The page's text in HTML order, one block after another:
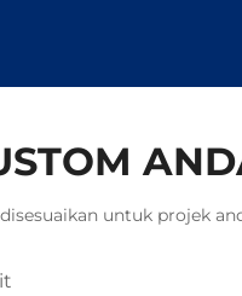
untuk projek